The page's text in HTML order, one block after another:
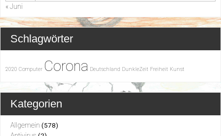
« Juni
Schlagwörter
2020 Computer Corona Deutschland DunkleZeit Freiheit Kunst
Kategorien
Allgemein (578)